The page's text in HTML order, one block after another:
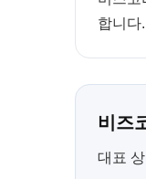
합니다.
비즈
대표